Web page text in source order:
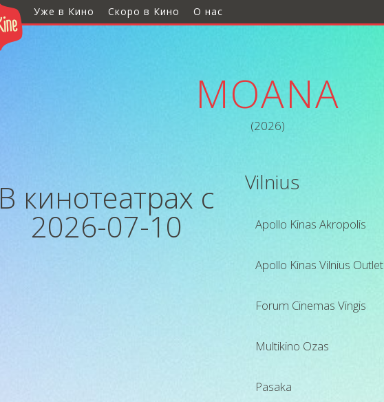
Уже в Кино Скоро в Кино О нас
MOANA
(2026)
В кинотеатрах с
2026-07-10
Vilnius
Apollo Kinas Akropolis
Apollo Kinas Vilnius Outlet
Forum Cinemas Vingis
Multikino Ozas
Pasaka